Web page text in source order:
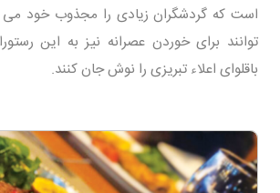
است که گردشگران زیادی را مجذوب خود
توانند برای خوردن عصرانه نیز به این
باقلوای اعلاء تبریزی را نوش جان کنند.